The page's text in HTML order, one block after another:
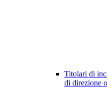
Titolari di
di direzione